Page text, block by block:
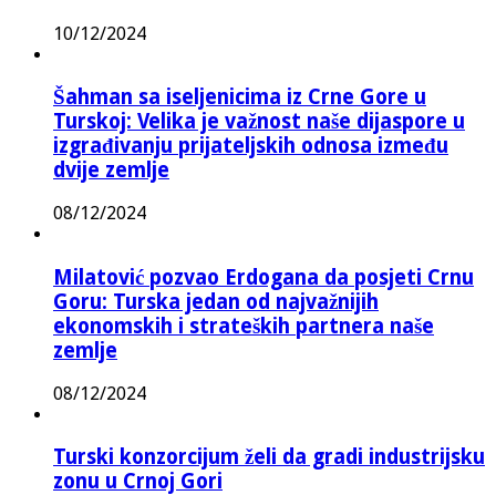
10/12/2024
Šahman sa iseljenicima iz Crne Gore u
Turskoj: Velika je važnost naše dijaspore u
izgrađivanju prijateljskih odnosa između
dvije zemlje
08/12/2024
Milatović pozvao Erdogana da posjeti Crnu
Goru: Turska jedan od najvažnijih
ekonomskih i strateških partnera naše
zemlje
08/12/2024
Turski konzorcijum želi da gradi industrijsku
zonu u Crnoj Gori